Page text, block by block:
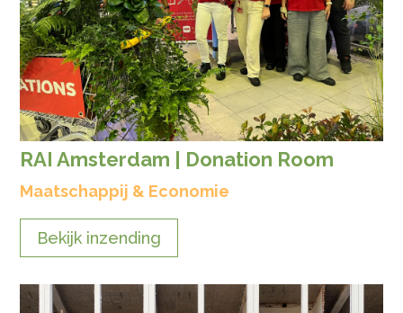
RAI Amsterdam | Donation Room
Maatschappij & Economie
Bekijk inzending